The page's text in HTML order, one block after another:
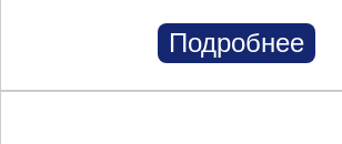
Подробнее